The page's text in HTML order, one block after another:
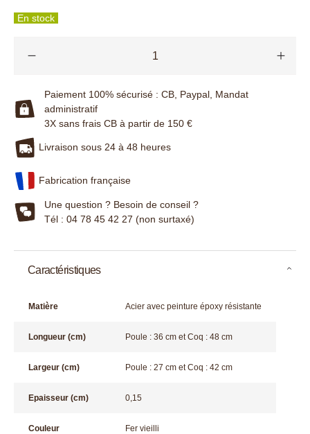
En stock
Paiement 100% sécurisé : CB, Paypal, Mandat
administratif
3X sans frais CB à partir de 150 €
Livraison sous 24 à 48 heures
Fabrication française
Une question ? Besoin de conseil ?
Tél : 04 78 45 42 27 (non surtaxé)
Caractéristiques
Matière Acier avec peinture époxy résistante
Longueur (cm) Poule : 36 cm et Coq : 48 cm
Largeur (cm) Poule : 27 cm et Coq : 42 cm
Epaisseur (cm) 0,15
Couleur Fer vieilli